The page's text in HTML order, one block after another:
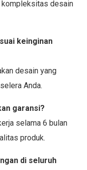
kompleksitas desain
keinginan
desain yang
Anda.
garansi?
selama 6 bulan
produk.
di seluruh